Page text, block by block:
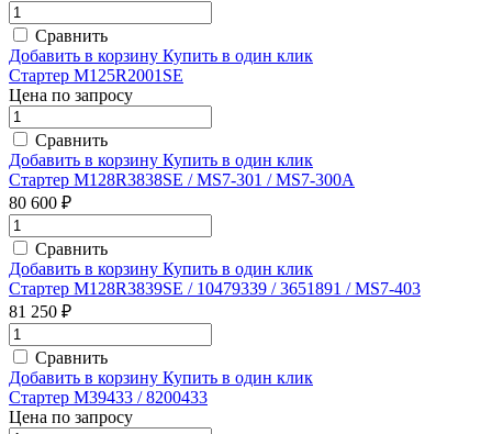
Сравнить
Добавить в корзину Купить в один клик
Стартер M125R2001SE
Цена по запросу
Сравнить
Добавить в корзину Купить в один клик
Стартер M128R3838SE / MS7-301 / MS7-300A
80 600 ₽
Сравнить
Добавить в корзину Купить в один клик
Стартер M128R3839SE / 10479339 / 3651891 / MS7-403
81 250 ₽
Сравнить
Добавить в корзину Купить в один клик
Стартер M39433 / 8200433
Цена по запросу